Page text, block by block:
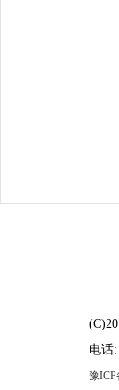
电话:
豫ICP